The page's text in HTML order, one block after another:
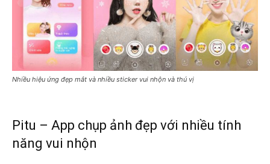
Nhiều hiệu ứng đẹp mắt và nhiều sticker vui nhộn và thú vị
Pitu – App chụp ảnh đẹp với nhiều tính
năng vui nhộn